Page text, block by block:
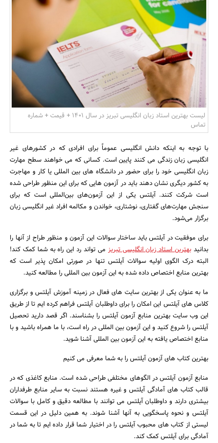
بانک، بیمه و سرمایه
مسکن و ساختمان
جستجو
لیست بهترین استاد زبان انگلیسی تبریز در سال 1401 + قیمت + شماره
تماس
با توجه به اینکه دانش انگلیسی عموماً برای افرادی که در کشورهای غیر
انگلیسی زبان زندگی می کنند پایین است. کسانی که می خواهند سطح مهارت
زبان انگلیسی خود را برای حضور در دانشگاه های بین المللی یا کار و مهاجرت
به کشور دیگری نشان دهند باید در آزمون هایی که برای این منظور طراحی شده
است شرکت کنند. آیلتس یکی از این آزمون‌های بین‌المللی است که برای
سنجش مهارت‌های گفتاری، نوشتاری، خواندن و مکالمه افراد غیر انگلیسی زبان
برگزار می‌شود.
برای موفقیت در آیلتس باید ساختار سوالات این آزمون و منظور طراح از آنها را
بدانیدبهترین استاد زبان انگلیسی تبریز می تواند رد این راه به شما کمک کند!
البته درک الگوی اولیه سوالات آیلتس تنها در صورتی امکان پذیر است که
بهترین منابع اختصاص داده شده به این آزمون بین المللی را مطالعه کنید.
ما به عنوان یکی از بهترین سایت های فعال در زمینه آموزش آیلتس و برگزاری
کلاس های آیلتس این امکان را برای داوطلبان آیلتس فراهم کرده ایم تا از طریق
این وب سایت بهترین منابع آزمون آیلتس را بشناسند. اگر قصد دارید تحصیل
آیلتس را شروع کنید و این آزمون بین المللی در راه است، با ما همراه باشید و با
منابع اختصاص یافته به این آزمون بین المللی آشنا شوید.
بهترین کتاب های آزمون آیلتس را به شما معرفی می کنیم
منابع آزمون آیلتس در الگوهای مختلفی طراحی شده است. منابع کاغذی که در
قالب کتاب های آمادگی آیلتس و غیره هستند نسبت به سایر منابع طرفداران
بیشتری دارند و داوطلبان آیلتس می توانند با مطالعه دقیق و کامل با سوالات
آیلتس و نحوه پاسخگویی به آنها آشنا شوند. به همین دلیل در این قسمت
لیستی از کتاب های محبوب آیلتس را در اختیار شما قرار داده ایم تا به شما در
آمادگی برای آیلتس کمک کند.